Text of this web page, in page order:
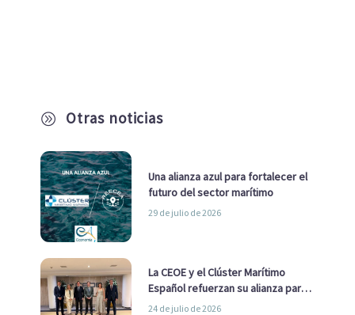
A Otras noticias
Una alianza azul para fortalecer el
futuro del sector marítimo
29 de julio de 2026
La CEOE y el Clúster Marítimo
Español refuerzan su alianza para
impulsar una estrategia Nacional
24 de julio de 2026